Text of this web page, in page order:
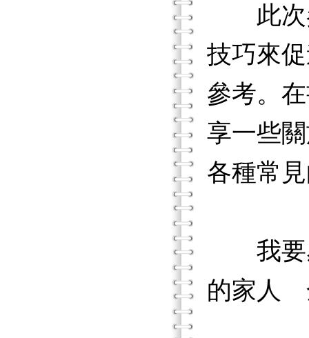
此次參
技巧來
參考。
享一些
各種常
我要感
的家人